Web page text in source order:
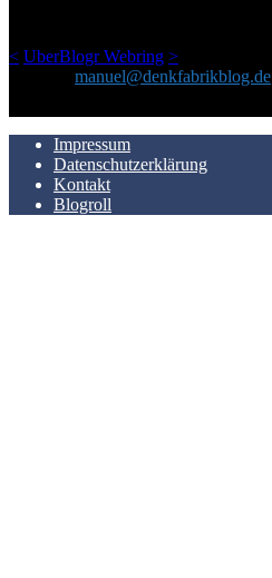
< UberBlogr Webring >
manuel@denkfabrikblog.de
Impressum
Datenschutzerklärung
Kontakt
Blogroll